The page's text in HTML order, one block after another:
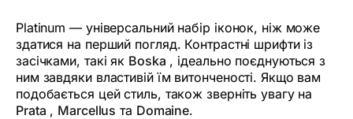
Platinum — універсальний набір іконок, ніж може
здатися на перший погляд. Контрастні шрифти із
засічками, такі як Boska , ідеально поєднуються з
ним завдяки властивій їм витонченості. Якщо вам
подобається цей стиль, також зверніть увагу на
Prata , Marcellus та Domaine.